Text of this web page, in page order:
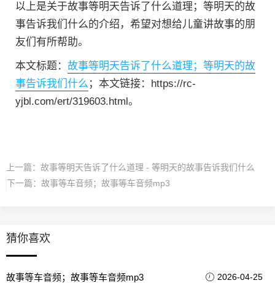
以上是关于故事等明天告诉了什么道理；等明天的故
事告诉我们什么的介绍，希望对想给儿童讲故事的朋
友们有所帮助。
本文标题： 故事等明天告诉了什么道理；等明天的故
事告诉我们什么 ；本文链接：https://rc-
yjbl.com/ert/319603.html。
上一篇： 故事等明天告诉了什么道理 - 等明天的故事告诉我们什么
下一篇： 故事等车音频；故事等车音频mp3
猜你喜欢
故事等车音频；故事等车音频mp3 2026-04-25